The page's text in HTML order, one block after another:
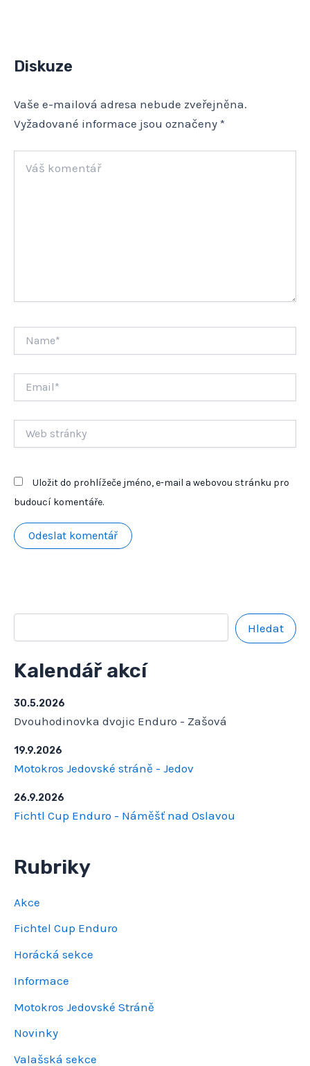
Diskuze
Vaše e-mailová adresa nebude zveřejněna.
Vyžadované informace jsou označeny *
komentář
stránky
Uložit do prohlížeče jméno, e-mail a webovou stránku pro
budoucí komentáře.
Hledat
Kalendář akcí
30.5.2026
Dvouhodinovka dvojic Enduro - Zašová
19.9.2026
Motokros Jedovské stráně - Jedov
26.9.2026
Fichtl Cup Enduro - Náměšť nad Oslavou
Rubriky
Akce
Fichtel Cup Enduro
Horácká sekce
Informace
Motokros Jedovské Stráně
Novinky
Valašská sekce